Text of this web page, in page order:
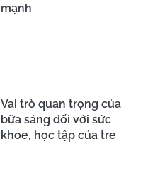
mạnh
Vai trò quan trọng của
bữa sáng đối với sức
khỏe, học tập của trẻ